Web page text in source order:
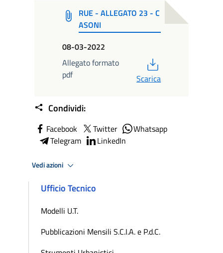
RUE - ALLEGATO 23 - C
ASONI
08-03-2022
Allegato formato
pdf
Scarica
Condividi:
Facebook Twitter
Whatsapp
Telegram
LinkedIn
Vedi azioni
Ufficio Tecnico
Modelli U.T.
Pubblicazioni Mensili S.C.I.A. e P.d.C.